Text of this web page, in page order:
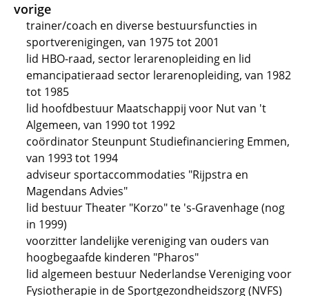
vorige
trainer/coach en diverse bestuursfuncties in
sportverenigingen, van 1975 tot 2001
lid HBO-raad, sector lerarenopleiding en lid
emancipatieraad sector lerarenopleiding, van 1982
tot 1985
lid hoofdbestuur Maatschappij voor Nut van 't
Algemeen, van 1990 tot 1992
coördinator Steunpunt Studiefinanciering Emmen,
van 1993 tot 1994
adviseur sportaccommodaties "Rijpstra en
Magendans Advies"
lid bestuur Theater "Korzo" te 's-Gravenhage (nog
in 1999)
voorzitter landelijke vereniging van ouders van
hoogbegaafde kinderen "Pharos"
lid algemeen bestuur Nederlandse Vereniging voor
Fysiotherapie in de Sportgezondheidszorg (NVFS)